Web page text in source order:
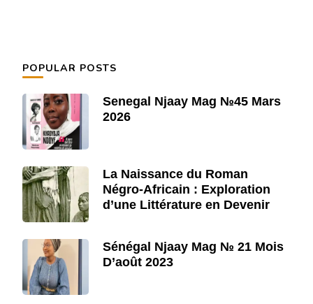
POPULAR POSTS
Senegal Njaay Mag №45 Mars
2026
La Naissance du Roman
Négro-Africain : Exploration
d’une Littérature en Devenir
Sénégal Njaay Mag № 21 Mois
D’août 2023